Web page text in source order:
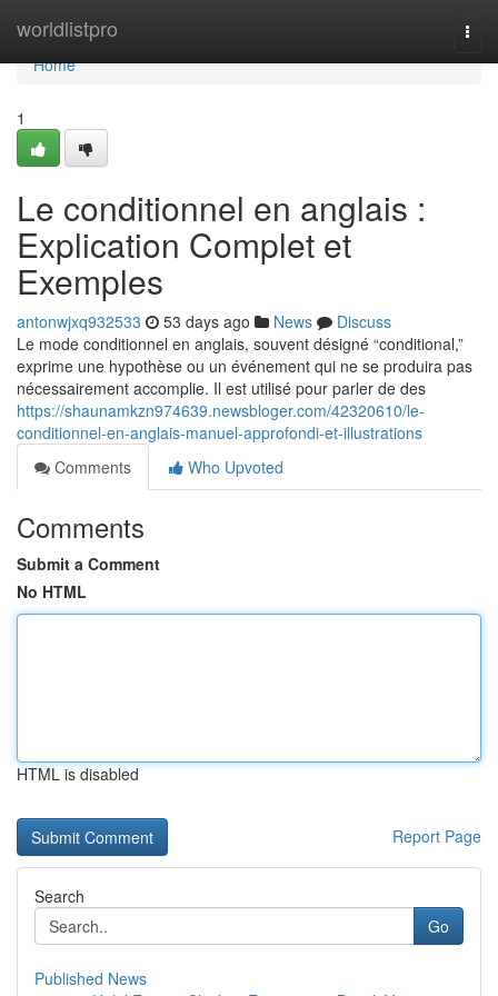
worldlistpro
Home
Home
1
Le conditionnel en anglais :
Explication Complet et
Exemples
antonwjxq932533 53 days ago News
Discuss
Le mode conditionnel en anglais, souvent désigné “conditional,”
exprime une hypothèse ou un événement qui ne se produira pas
nécessairement accomplie. Il est utilisé pour parler de des
https://shaunamkzn974639.newsbloger.com/42320610/le-
conditionnel-en-anglais-manuel-approfondi-et-illustrations
Comments
Who Upvoted
Comments
Submit a Comment
No HTML
HTML is disabled
Report Page
Search
Go
Published News